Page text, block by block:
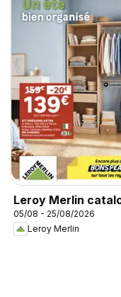
Leroy Merlin
05/08 - 25/08/2026
Leroy Merlin